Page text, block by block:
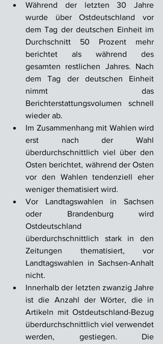
Während der letzten 30 Jahre
wurde über Ostdeutschland vor
dem Tag der deutschen Einheit im
Durchschnitt 50 Prozent mehr
berichtet als während des
gesamten restlichen Jahres. Nach
dem Tag der deutschen Einheit
nimmt das
Berichterstattungsvolumen schnell
wieder ab.
Im Zusammenhang mit Wahlen wird
erst nach der Wahl
überdurchschnittlich viel über den
Osten berichtet, während der Osten
vor den Wahlen tendenziell eher
weniger thematisiert wird.
Vor Landtagswahlen in Sachsen
oder Brandenburg wird
Ostdeutschland
überdurchschnittlich stark in den
Zeitungen thematisiert, vor
Landtagswahlen in Sachsen-Anhalt
nicht.
Innerhalb der letzten zwanzig Jahre
ist die Anzahl der Wörter, die in
Artikeln mit Ostdeutschland-Bezug
überdurchschnittlich viel verwendet
werden, gestiegen. Die